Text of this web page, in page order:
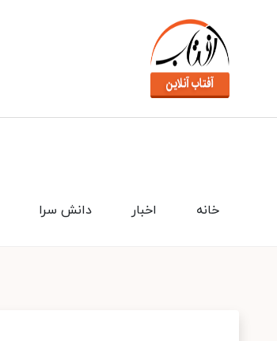
دانش سرا اخبار خانه